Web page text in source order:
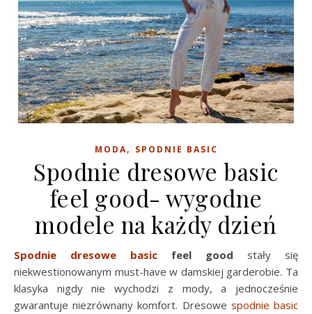
MODA, SPODNIE BASIC
Spodnie dresowe basic
feel good- wygodne
modele na każdy dzień
Spodnie dresowe basic feel good stały się
niekwestionowanym must-have w damskiej garderobie. Ta
klasyka nigdy nie wychodzi z mody, a jednocześnie
gwarantuje niezrównany komfort. Dresowe spodnie basic